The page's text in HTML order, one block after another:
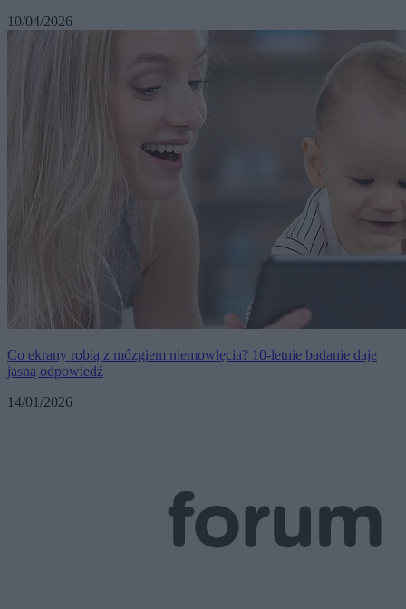
10/04/2026
Co ekrany robią z mózgiem niemowlęcia? 10-letnie badanie daje
jasną odpowiedź
14/01/2026